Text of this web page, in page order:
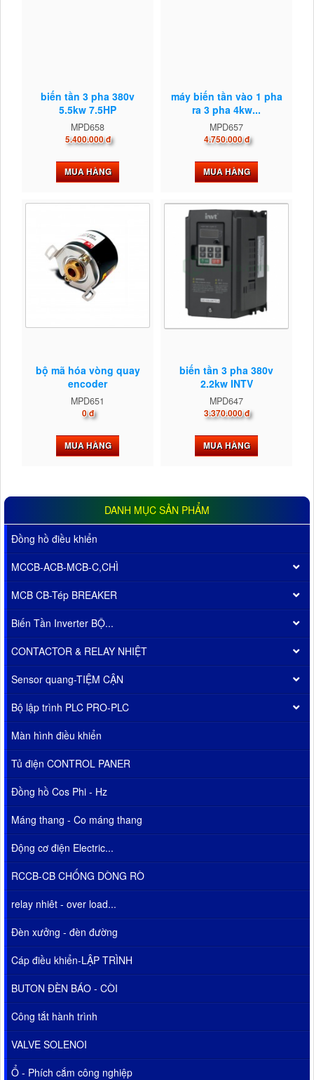
biến tần 3 pha 380v
5.5kw 7.5HP
MPD658
5.400.000 đ
MUA HÀNG
máy biến tần vào 1 pha
ra 3 pha 4kw...
MPD657
4.750.000 đ
MUA HÀNG
bộ mã hóa vòng quay
encoder
MPD651
0 đ
MUA HÀNG
biến tần 3 pha 380v
2.2kw INTV
MPD647
3.370.000 đ
MUA HÀNG
DANH MỤC SẢN PHẨM
Đồng hồ điều khiển
MCCB-ACB-MCB-C,CHÌ
MCB CB-Tép BREAKER
Biến Tần Inverter BỘ...
CONTACTOR & RELAY NHIỆT
Sensor quang-TIỆM CẬN
Bộ lập trình PLC PRO-PLC
Màn hình điều khiển
Tủ điện CONTROL PANER
Đồng hồ Cos Phi - Hz
Máng thang - Co máng thang
Động cơ điện Electric...
RCCB-CB CHỐNG DÒNG RÒ
relay nhiêt - over load...
Đèn xưởng - đèn đường
Cáp điều khiển-LẬP TRÌNH
BUTON ĐÈN BÁO - CÒI
Công tắt hành trình
VALVE SOLENOI
Ổ - Phích cắm công nghiệp